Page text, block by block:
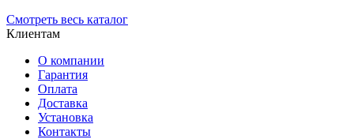
Смотреть весь каталог
Клиентам
О компании
Гарантия
Оплата
Доставка
Установка
Контакты